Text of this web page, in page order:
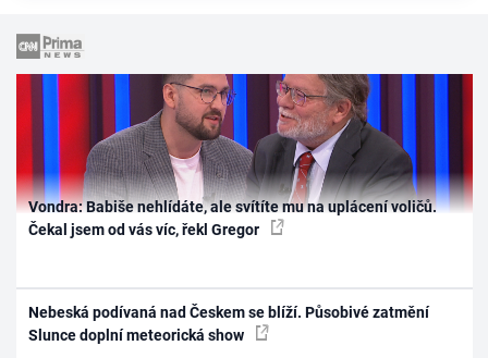
Vondra: Babiše nehlídáte, ale svítíte mu na uplácení voličů.
Čekal jsem od vás víc, řekl Gregor
Nebeská podívaná nad Českem se blíží. Působivé zatmění
Slunce doplní meteorická show